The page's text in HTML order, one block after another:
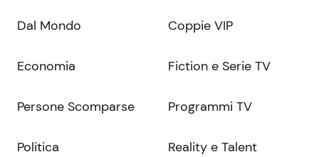
Dal Mondo
Economia
Persone Scomparse
Politica
Coppie VIP
Fiction e Serie TV
Programmi TV
Reality e Talent